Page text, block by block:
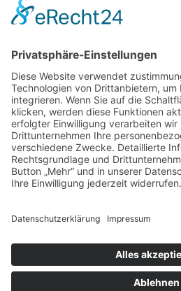
zurück
Links
Die Kolping Akademie
Geschäftsbericht auf www.die-
Kolpingstiftung-Rudolf-
© 2026 | Kolpingwerk
Datenschutzerklärung|Impressum